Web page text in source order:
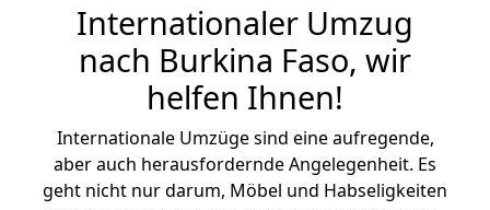
Internationaler Umzug
nach Burkina Faso, wir
helfen Ihnen!
Internationale Umzüge sind eine aufregende,
aber auch herausfordernde Angelegenheit. Es
geht nicht nur darum, Möbel und Habseligkeiten